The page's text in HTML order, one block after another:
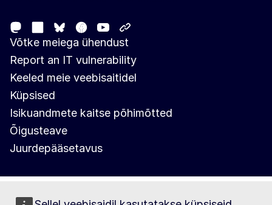
MastodonLinkedIn
Bluesky
Facebook
Youtube
Võtke meiega ühendust
Report an IT vulnerability
Keeled meie veebisaitidel
Küpsised
Isikuandmete kaitse põhimõtted
Õigusteave
Juurdepääsetavus